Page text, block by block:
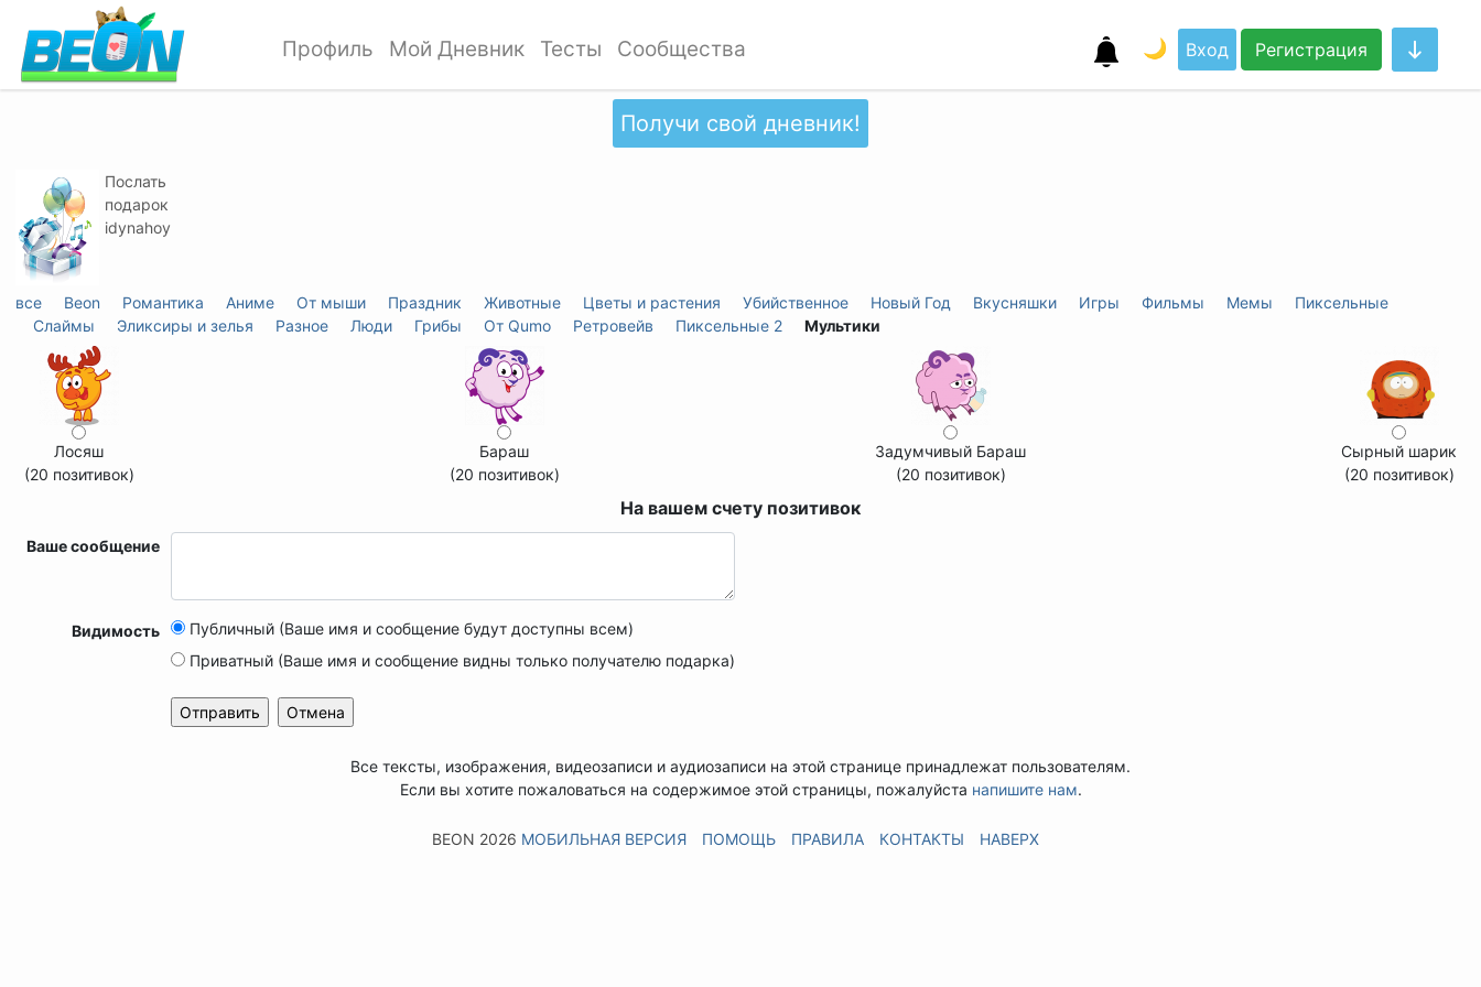
Профиль Мой Дневник Тесты Сообщества 🌙 Вход Регистрация
Получи свой дневник!
Послать
подарок
idynahoy
все Beon Романтика Аниме От мыши Праздник Животные Цветы и растения Убийственное Новый Год Вкусняшки Игры Фильмы Мемы
Пиксельные
Слаймы
Эликсиры и зелья Разное Люди Грибы От Qumo Ретровейв Пиксельные 2 Мультики
Лосяш
(20 позитивок)
Бараш
(20 позитивок)
Задумчивый Бараш
(20 позитивок)
Сырный шарик
(20 позитивок)
На вашем счету позитивок
Ваше сообщение
Видимость
Публичный (Ваше имя и сообщение будут доступны всем)
Приватный (Ваше имя и сообщение видны только получателю подарка)
Все тексты, изображения, видеозаписи и аудиозаписи на этой странице принадлежат пользователям.
Если вы хотите пожаловаться на содержимое этой страницы, пожалуйста напишите нам.
BEON 2026 МОБИЛЬНАЯ ВЕРСИЯ ПОМОЩЬ ПРАВИЛА КОНТАКТЫ НАВЕРХ